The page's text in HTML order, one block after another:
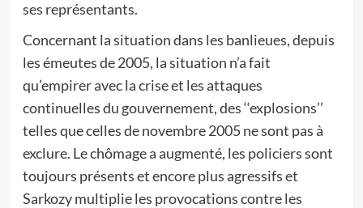
ses représentants.
Concernant la situation dans les banlieues, depuis
les émeutes de 2005, la situation n’a fait
qu’empirer avec la crise et les attaques
continuelles du gouvernement, des ‘‘explosions’’
telles que celles de novembre 2005 ne sont pas à
exclure. Le chômage a augmenté, les policiers sont
toujours présents et encore plus agressifs et
Sarkozy multiplie les provocations contre les